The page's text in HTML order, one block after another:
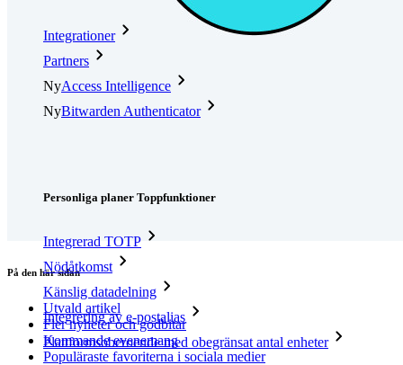
Integrationer
Partners
NyAccess Intelligence
NyBitwarden Authenticator
Personliga planer Toppfunktioner
Integrerad TOTP
Nödåtkomst
Känslig datadelning
Integrering av e-postalias
Plattformsoberoende med obegränsat antal enheter
På den här sidan
Utvald artikel
Fler nyheter och godbitar
Kommande evenemang
Populäraste favoriterna i sociala medier